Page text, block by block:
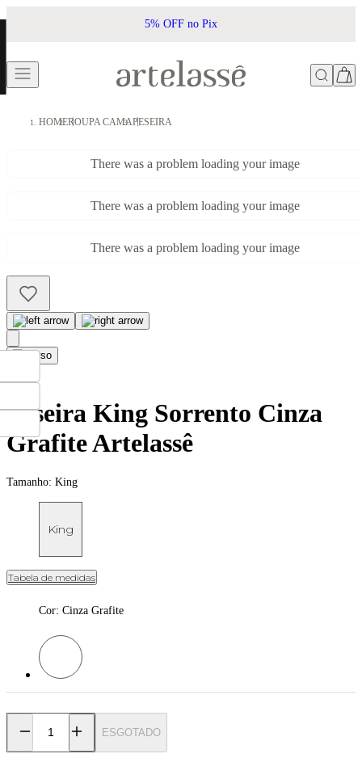
5% OFF no Pix
HOMEROUPA CAMAPESEIRA
There was a problem loading your image
There was a problem loading your image
There was a problem loading your image
Peseira King Sorrento Cinza
Grafite Artelassê
Tamanho: King
King
Tabela de medidas
Cor: Cinza Grafite
Cor: Cinza Grafite
ESGOTADO